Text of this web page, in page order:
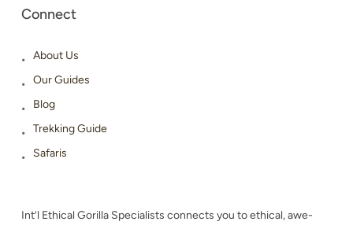
Connect
About Us
Our Guides
Blog
Trekking Guide
Safaris
Int’l Ethical Gorilla Specialists connects you to ethical, awe-